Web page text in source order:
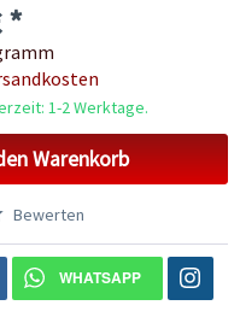
*
1-2 Werktage.
Warenkorb
Bewerten
WHATSAPP